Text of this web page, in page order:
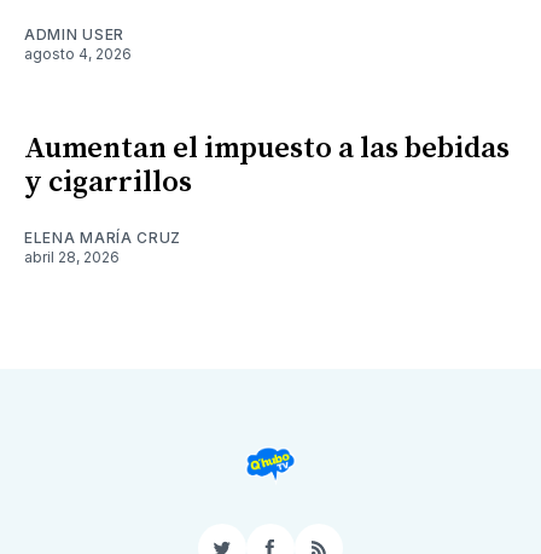
ADMIN USER
agosto 4, 2026
Aumentan el impuesto a las bebidas
y cigarrillos
ELENA MARÍA CRUZ
abril 28, 2026